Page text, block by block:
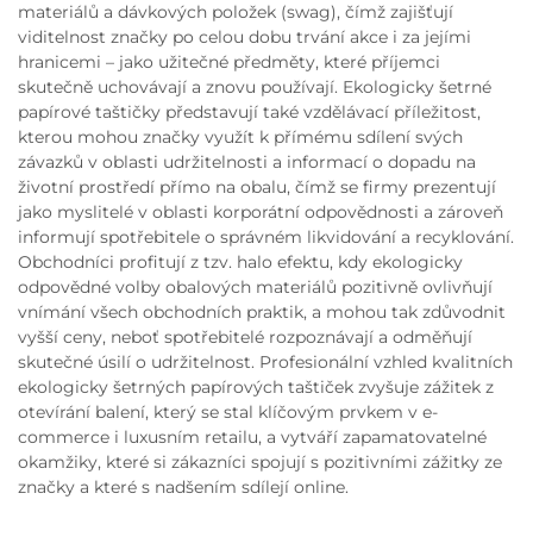
materiálů a dávkových položek (swag), čímž zajišťují
viditelnost značky po celou dobu trvání akce i za jejími
hranicemi – jako užitečné předměty, které příjemci
skutečně uchovávají a znovu používají. Ekologicky šetrné
papírové taštičky představují také vzdělávací příležitost,
kterou mohou značky využít k přímému sdílení svých
závazků v oblasti udržitelnosti a informací o dopadu na
životní prostředí přímo na obalu, čímž se firmy prezentují
jako myslitelé v oblasti korporátní odpovědnosti a zároveň
informují spotřebitele o správném likvidování a recyklování.
Obchodníci profitují z tzv. halo efektu, kdy ekologicky
odpovědné volby obalových materiálů pozitivně ovlivňují
vnímání všech obchodních praktik, a mohou tak zdůvodnit
vyšší ceny, neboť spotřebitelé rozpoznávají a odměňují
skutečné úsilí o udržitelnost. Profesionální vzhled kvalitních
ekologicky šetrných papírových taštiček zvyšuje zážitek z
otevírání balení, který se stal klíčovým prvkem v e-
commerce i luxusním retailu, a vytváří zapamatovatelné
okamžiky, které si zákazníci spojují s pozitivními zážitky ze
značky a které s nadšením sdílejí online.